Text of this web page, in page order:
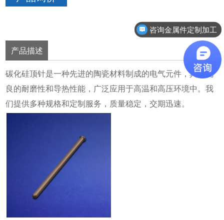
产品描述
碳化硅顶针是一种先进的陶瓷材料制成的电气元件，具有优
良的耐磨性和导热性能，广泛应用于高温和高压环境中。我
们提供多种规格和定制服务，质量稳定，交期迅速。
咨询金属件定制加工